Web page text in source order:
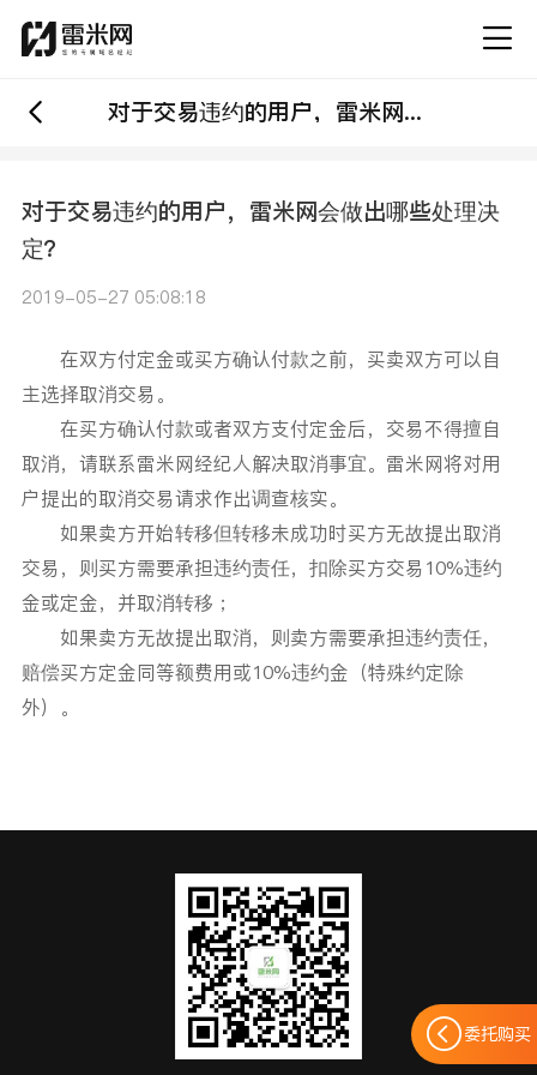
对于交易违约的用户，雷米网会做出哪些处理决定？
对于交易违约的用户，雷米网会做出哪些处理决
定？
2019-05-27 05:08:18
在双方付定金或买方确认付款之前，买卖双方可以自
主选择取消交易。
在买方确认付款或者双方支付定金后，交易不得擅自
取消，请联系雷米网经纪人解决取消事宜。雷米网将对用
户提出的取消交易请求作出调查核实。
如果卖方开始转移但转移未成功时买方无故提出取消
交易，则买方需要承担违约责任，扣除买方交易10%违约
金或定金，并取消转移；
如果卖方无故提出取消，则卖方需要承担违约责任，
赔偿买方定金同等额费用或10%违约金（特殊约定除
外）。
委托购买